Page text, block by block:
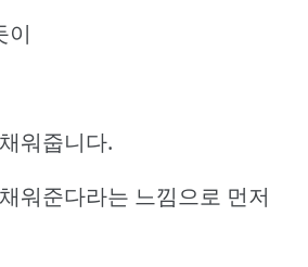
이
워줍니다.
워준다라는 느낌으로 먼저